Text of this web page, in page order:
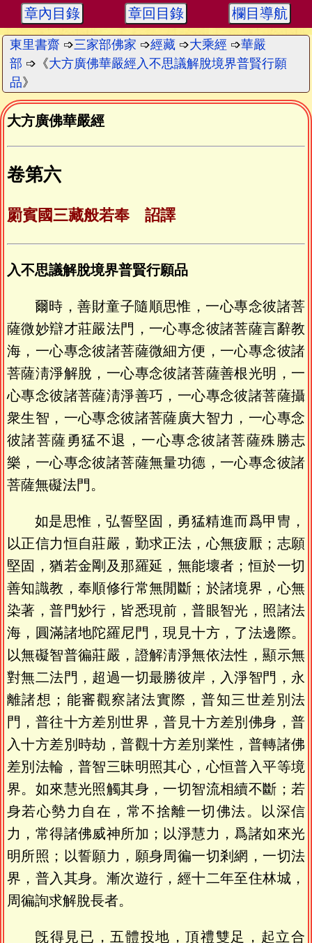
章內目錄 章回目錄 欄目導航
東里書齋 ➩三家部佛家 ➩經藏 ➩大乘經 ➩華嚴
部 ➩《大方廣佛華嚴經入不思議解脫境界普賢行願
品》
大方廣佛華嚴經
卷第六
罽賓國三藏般若奉 詔譯
入不思議解脫境界普賢行願品
爾時，善財童子隨順思惟，一心專念彼諸菩
薩微妙辯才莊嚴法門，一心專念彼諸菩薩言辭教
海，一心專念彼諸菩薩微細方便，一心專念彼諸
菩薩淸淨解脫，一心專念彼諸菩薩善根光明，一
心專念彼諸菩薩淸淨善巧，一心專念彼諸菩薩攝
衆生智，一心專念彼諸菩薩廣大智力，一心專念
彼諸菩薩勇猛不退，一心專念彼諸菩薩殊勝志
樂，一心專念彼諸菩薩無量功德，一心專念彼諸
菩薩無礙法門。
如是思惟，弘誓堅固，勇猛精進而爲甲冑，
以正信力恒自莊嚴，勤求正法，心無疲厭；志願
堅固，猶若金剛及那羅延，無能壞者；恒於一切
善知識教，奉順修行常無閒斷；於諸境界，心無
染著，普門妙行，皆悉現前，普眼智光，照諸法
海，圓滿諸地陀羅尼門，現見十方，了法邊際。
以無礙智普徧莊嚴，證解淸淨無依法性，顯示無
對無二法門，超過一切最勝彼岸，入淨智門，永
離諸想；能審觀察諸法實際，普知三世差別法
門，普往十方差別世界，普見十方差別佛身，普
入十方差別時劫，普觀十方差別業性，普轉諸佛
差別法輪，普智三昧明照其心，心恒普入平等境
界。如來慧光照觸其身，一切智流相續不斷；若
身若心勢力自在，常不捨離一切佛法。以深信
力，常得諸佛威神所加；以淨慧力，爲諸如來光
明所照；以誓願力，願身周徧一切剎網，一切法
界，普入其身。漸次遊行，經十二年至住林城，
周徧詢求解脫長者。
旣得見已，五體投地，頂禮雙足，起立合